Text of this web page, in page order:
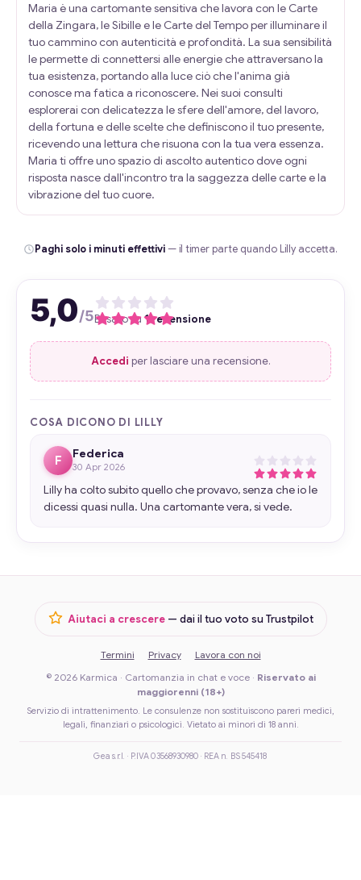
Maria è una cartomante sensitiva che lavora con le Carte
della Zingara, le Sibille e le Carte del Tempo per illuminare il
tuo cammino con autenticità e profondità. La sua sensibilità
le permette di connettersi alle energie che attraversano la
tua esistenza, portando alla luce ciò che l'anima già
conosce ma fatica a riconoscere. Nei suoi consulti
esplorerai con delicatezza le sfere dell'amore, del lavoro,
della fortuna e delle scelte che definiscono il tuo presente,
ricevendo una lettura che risuona con la tua vera essenza.
Maria ti offre uno spazio di ascolto autentico dove ogni
risposta nasce dall'incontro tra la saggezza delle carte e la
vibrazione del tuo cuore.
Paghi solo i minuti effettivi— il timer parte quando Lilly accetta.
5,0/5Basato su1 recensione
Accedi per lasciare una recensione.
COSA DICONO DI LILLY
F Federica
30 Apr 2026
Lilly ha colto subito quello che provavo, senza che io le
dicessi quasi nulla. Una cartomante vera, si vede.
Aiutaci a crescere— dai il tuo voto su Trustpilot
Termini Privacy
Lavora con noi
© 2026 Karmica · Cartomanzia in chat e voce · Riservato ai
maggiorenni (18+)
Servizio di intrattenimento. Le consulenze non sostituiscono pareri medici,
legali, finanziari o psicologici. Vietato ai minori di 18 anni.
Gea s.r.l. · P.IVA 03568930980 · REA n. BS 545418